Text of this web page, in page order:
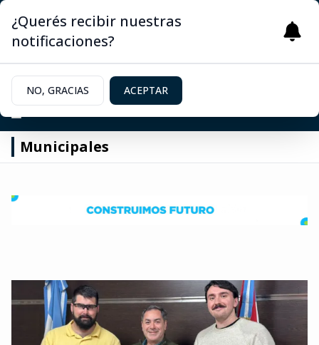
Municipales
¿Querés recibir nuestras
notificaciones?
NO, GRACIAS ACEPTAR